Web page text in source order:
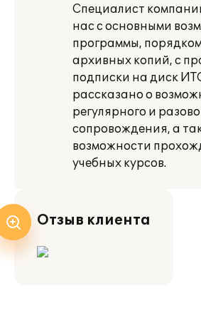
Специалист
нас с основными
программы,
архивных копий, с
подписки на диск
рассказано о
регулярного и
сопровождения, а
возможности
учебных курсов.
Отзыв клиента